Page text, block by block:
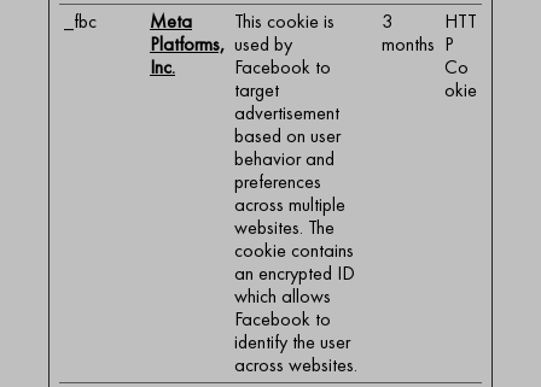
_fbc
Meta
Platforms,
Inc.
This cookie is
used by
Facebook to
target
advertisement
based on user
behavior and
preferences
across multiple
websites. The
cookie contains
an encrypted ID
which allows
Facebook to
identify the user
across websites.
3
months
HTT
P
Co
okie